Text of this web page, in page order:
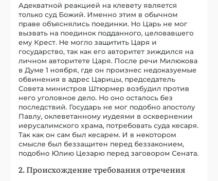
Адекватной реакцией на клевету является
только суд Божий. Именно этим в обычном
праве объяснялись поединки. Но Царь не мог
вызвать на поединок подданного, целовавшего
ему Крест. Не могло защитить Царя и
государство, так как его авторитет зиждился на
личном авторитете Царя. После речи Милюкова
в Думе 1 ноября, где он произнес недоказуемые
обвинения в адрес Царицы, председатель
Совета министров Штюрмер возбудил против
него уголовное дело. Но оно осталось без
последствий. Государь не мог подобно апостолу
Павлу, оклеветанному иудеями в осквернении
иерусалимского храма, потребовать суда кесаря.
Так как он сам был кесарем. И в некотором
смысле был беззащитен перед беззаконием,
подобно Юлию Цезарю перед заговором Сената.
2. Происхождение требования отречения